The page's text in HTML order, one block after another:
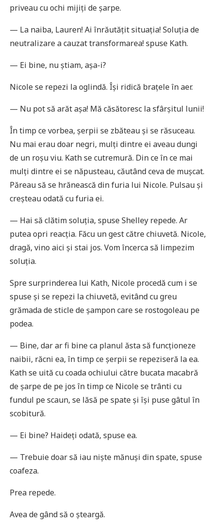
priveau cu ochi mijiți de șarpe.
— La naiba, Lauren! Ai înrăutățit situația! Soluția de
neutralizare a cauzat transformarea! spuse Kath.
— Ei bine, nu știam, așa-i?
Nicole se repezi la oglindă. Își ridică brațele în aer.
— Nu pot să arăt așa! Mă căsătoresc la sfârșitul lunii!
În timp ce vorbea, șerpii se zbăteau și se răsuceau.
Nu mai erau doar negri, mulți dintre ei aveau dungi
de un roșu viu. Kath se cutremură. Din ce în ce mai
mulți dintre ei se năpusteau, căutând ceva de mușcat.
Păreau să se hrănească din furia lui Nicole. Pulsau și
creșteau odată cu furia ei.
— Hai să clătim soluția, spuse Shelley repede. Ar
putea opri reacția. Făcu un gest către chiuvetă. Nicole,
dragă, vino aici și stai jos. Vom încerca să limpezim
soluția.
Spre surprinderea lui Kath, Nicole procedă cum i se
spuse și se repezi la chiuvetă, evitând cu greu
grămada de sticle de șampon care se rostogoleau pe
podea.
— Bine, dar ar fi bine ca planul ăsta să funcționeze
naibii, răcni ea, în timp ce șerpii se repeziseră la ea.
Kath se uită cu coada ochiului către bucata macabră
de șarpe de pe jos în timp ce Nicole se trânti cu
fundul pe scaun, se lăsă pe spate și își puse gâtul în
scobitură.
— Ei bine? Haideți odată, spuse ea.
— Trebuie doar să iau niște mănuși din spate, spuse
coafeza.
Prea repede.
Avea de gând să o șteargă.